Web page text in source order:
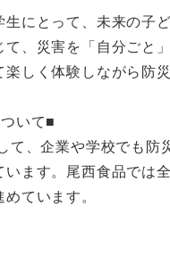
にとって、未来の子
、災害を「自分ごと
しく体験しながら防
いて■
て、企業や学校でも
ます。尾西食品では
ています。